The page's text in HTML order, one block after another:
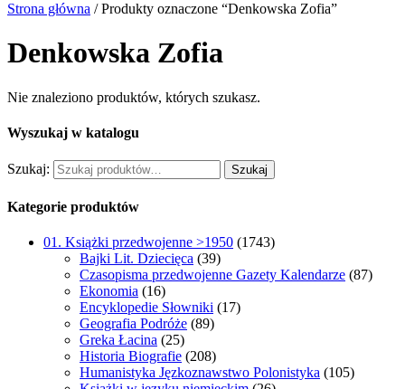
Strona główna / Produkty oznaczone “Denkowska Zofia”
Denkowska Zofia
Nie znaleziono produktów, których szukasz.
Wyszukaj w katalogu
Szukaj: Szukaj
Kategorie produktów
01. Książki przedwojenne >1950 (1743)
Bajki Lit. Dziecięca (39)
Czasopisma przedwojenne Gazety Kalendarze (87)
Ekonomia (16)
Encyklopedie Słowniki (17)
Geografia Podróże (89)
Greka Łacina (25)
Historia Biografie (208)
Humanistyka Jęzkoznawstwo Polonistyka (105)